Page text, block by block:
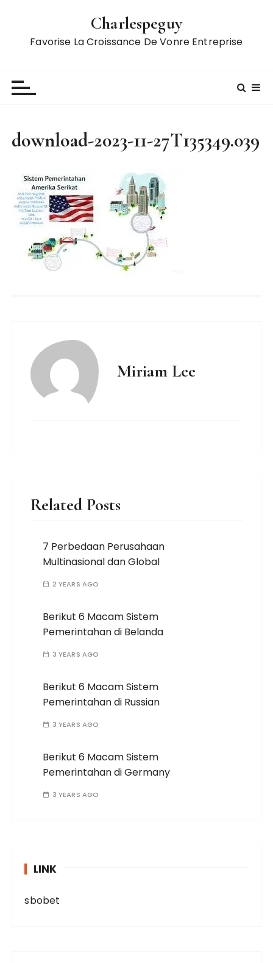
Charlespeguy
Favorise La Croissance De Vonre Entreprise
download-2023-11-27T135349.039
Miriam Lee
Related Posts
7 Perbedaan Perusahaan
Multinasional dan Global
2 YEARS AGO
Berikut 6 Macam Sistem
Pemerintahan di Belanda
3 YEARS AGO
Berikut 6 Macam Sistem
Pemerintahan di Russian
3 YEARS AGO
Berikut 6 Macam Sistem
Pemerintahan di Germany
3 YEARS AGO
LINK
sbobet